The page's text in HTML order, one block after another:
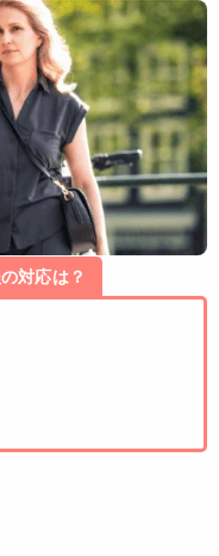
対応は？